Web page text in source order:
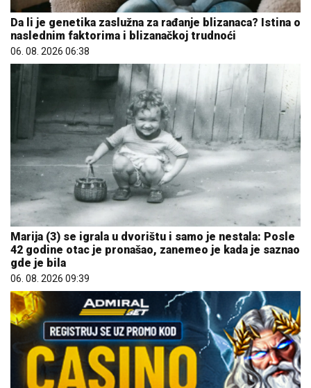
Da li je genetika zaslužna za rađanje blizanaca? Istina o
naslednim faktorima i blizanačkoj trudnoći
06. 08. 2026 06:38
Marija (3) se igrala u dvorištu i samo je nestala: Posle
42 godine otac je pronašao, zanemeo je kada je saznao
gde je bila
06. 08. 2026 09:39